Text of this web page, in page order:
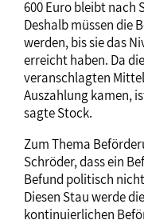
600 Euro bleibt nach
Deshalb müssen die
werden, bis sie das
erreicht haben. Da
veranschlagten
Auszahlung kamen,
sagte Stock.
Zum Thema
Schröder, dass ein
Befund politisch
Diesen Stau werde
kontinuierlichen